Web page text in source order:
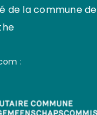
de la commune de
: